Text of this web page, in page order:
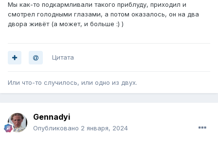
Мы как-то подкармливали такого приблуду, приходил и
смотрел голодными глазами, а потом оказалось, он на два
двора живёт (а может, и больше :) )
Цитата
Или что-то случилось, или одно из двух.
Gennadyi
Опубликовано 2 января, 2024